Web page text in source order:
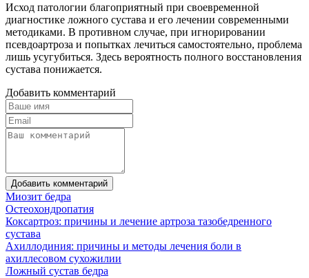
Исход патологии благоприятный при своевременной
диагностике ложного сустава и его лечении современными
методиками. В противном случае, при игнорировании
псевдоартроза и попытках лечиться самостоятельно, проблема
лишь усугубиться. Здесь вероятность полного восстановления
сустава понижается.
Добавить комментарий
Добавить комментарий
Миозит бедра
Остеохондропатия
Коксартроз: причины и лечение артроза тазобедренного
сустава
Ахиллодиния: причины и методы лечения боли в
ахиллесовом сухожилии
Ложный сустав бедра